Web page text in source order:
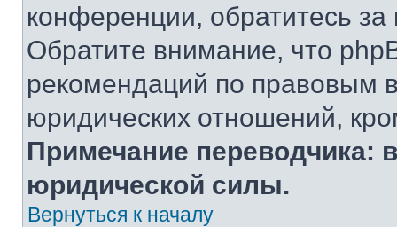
конференции, обратитесь
Обратите внимание, что
рекомендаций по правовым
юридических отношений,
Примечание переводчика:
юридической силы.
Вернуться к началу